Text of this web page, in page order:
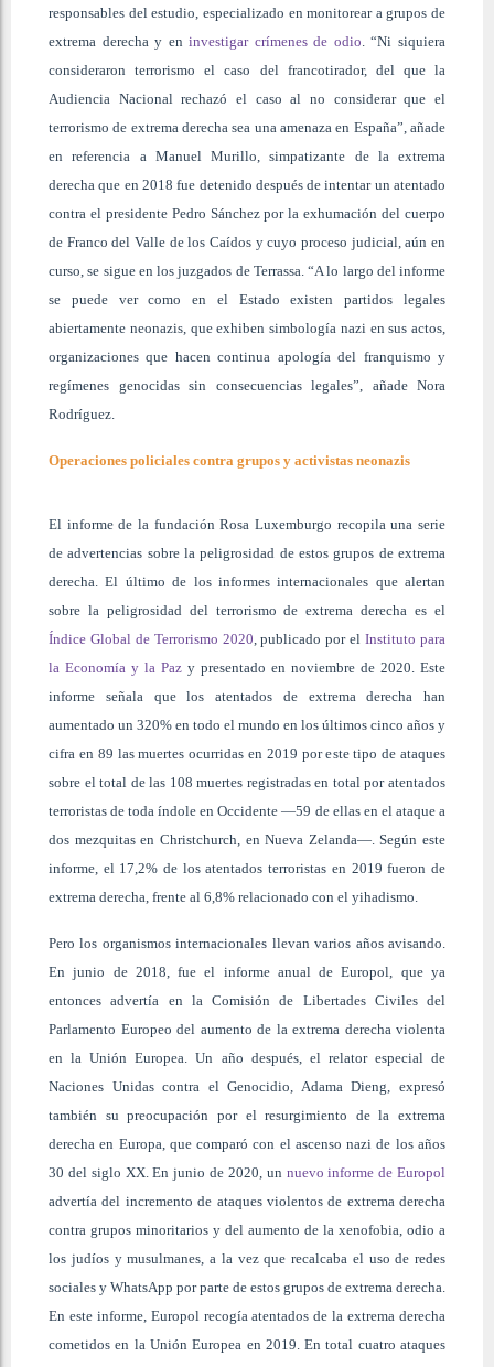
responsables del estudio, especializado en monitorear a grupos de
extrema derecha y eninvestigar crímenes de odio. “Ni siquiera
consideraron terrorismo el caso del francotirador, del que la
Audiencia Nacional rechazó el caso al no considerar que el
terrorismo de extrema derecha sea una amenaza en España”, añade
en referencia a Manuel Murillo, simpatizante de la extrema
derecha que en 2018 fue detenido después de intentar un atentado
contra el presidente Pedro Sánchez por la exhumación del cuerpo
de Franco del Valle de los Caídos y cuyo proceso judicial, aún en
curso, se sigue en los juzgados de Terrassa. “A lo largo del informe
se puede ver como en el Estado existen partidos legales
abiertamente neonazis, que exhiben simbología nazi en sus actos,
organizaciones que hacen continua apología del franquismo y
regímenes genocidas sin consecuencias legales”, añade Nora
Rodríguez.
Operaciones policiales contra grupos y activistas neonazis
El informe de la fundación Rosa Luxemburgo recopila una serie
de advertencias sobre la peligrosidad de estos grupos de extrema
derecha. El último de los informes internacionales que alertan
sobre la peligrosidad del terrorismo de extrema derecha es el
Índice Global de Terrorismo 2020, publicado por el Instituto para
la Economía y la Paz y presentado en noviembre de 2020. Este
informe señala que los atentados de extrema derecha han
aumentado un 320% en todo el mundo en los últimos cinco años y
cifra en 89 las muertes ocurridas en 2019 por este tipo de ataques
sobre el total de las 108 muertes registradas en total por atentados
terroristas de toda índole en Occidente —59 de ellas en el ataque a
dos mezquitas en Christchurch, en Nueva Zelanda—. Según este
informe, el 17,2% de los atentados terroristas en 2019 fueron de
extrema derecha, frente al 6,8% relacionado con el yihadismo.
Pero los organismos internacionales llevan varios años avisando.
En junio de 2018, fue el informe anual de Europol, que ya
entonces advertía en la Comisión de Libertades Civiles del
Parlamento Europeo del aumento de la extrema derecha violenta
en la Unión Europea. Un año después, el relator especial de
Naciones Unidas contra el Genocidio, Adama Dieng, expresó
también su preocupación por el resurgimiento de la extrema
derecha en Europa, que comparó con el ascenso nazi de los años
30 del siglo XX. En junio de 2020, un nuevo informe de Europol
advertía del incremento de ataques violentos de extrema derecha
contra grupos minoritarios y del aumento de la xenofobia, odio a
los judíos y musulmanes, a la vez que recalcaba el uso de redes
sociales y WhatsApp por parte de estos grupos de extrema derecha.
En este informe, Europol recogía atentados de la extrema derecha
cometidos en la Unión Europea en 2019. En total cuatro ataques